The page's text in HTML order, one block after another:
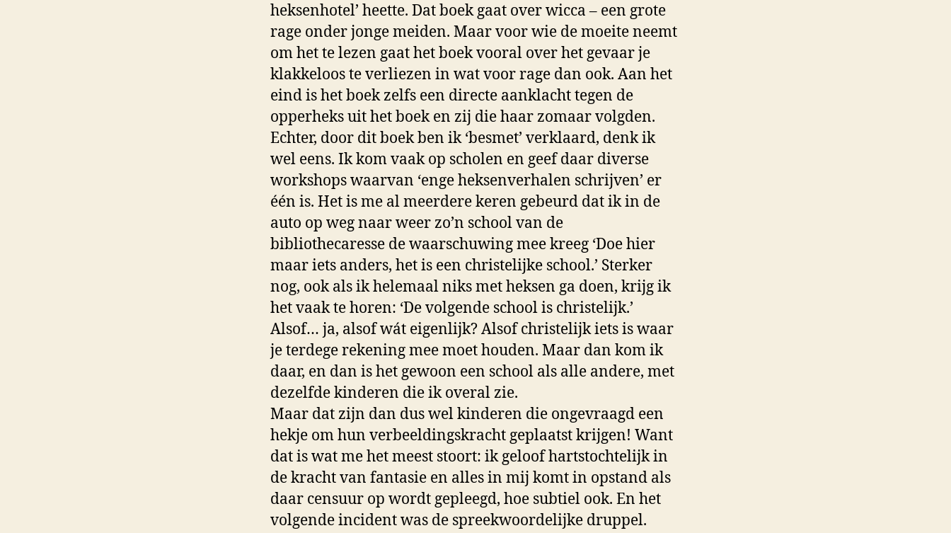
heksenhotel’ heette. Dat boek gaat over wicca – een grote
rage onder jonge meiden. Maar voor wie de moeite neemt
om het te lezen gaat het boek vooral over het gevaar je
klakkeloos te verliezen in wat voor rage dan ook. Aan het
eind is het boek zelfs een directe aanklacht tegen de
opperheks uit het boek en zij die haar zomaar volgden.
Echter, door dit boek ben ik ‘besmet’ verklaard, denk ik
wel eens. Ik kom vaak op scholen en geef daar diverse
workshops waarvan ‘enge heksenverhalen schrijven’ er
één is. Het is me al meerdere keren gebeurd dat ik in de
auto op weg naar weer zo’n school van de
bibliothecaresse de waarschuwing mee kreeg ‘Doe hier
maar iets anders, het is een christelijke school.’ Sterker
nog, ook als ik helemaal niks met heksen ga doen, krijg ik
het vaak te horen: ‘De volgende school is christelijk.’
Alsof… ja, alsof wát eigenlijk? Alsof christelijk iets is waar
je terdege rekening mee moet houden. Maar dan kom ik
daar, en dan is het gewoon een school als alle andere, met
dezelfde kinderen die ik overal zie.
Maar dat zijn dan dus wel kinderen die ongevraagd een
hekje om hun verbeeldingskracht geplaatst krijgen! Want
dat is wat me het meest stoort: ik geloof hartstochtelijk in
de kracht van fantasie en alles in mij komt in opstand als
daar censuur op wordt gepleegd, hoe subtiel ook. En het
volgende incident was de spreekwoordelijke druppel.